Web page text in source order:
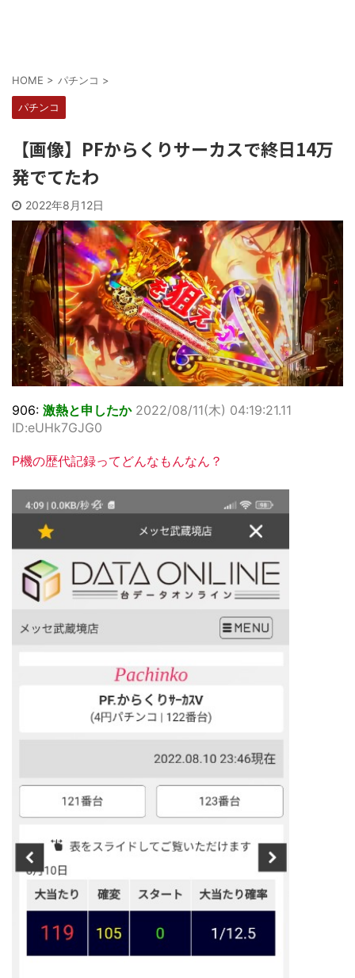
HOME > パチンコ >
パチンコ
【画像】PFからくりサーカスで終日14万
発でてたわ
2022年8月12日
906: 激熱と申したか 2022/08/11(木) 04:19:21.11
ID:eUHk7GJG0
P機の歴代記録ってどんなもんなん？